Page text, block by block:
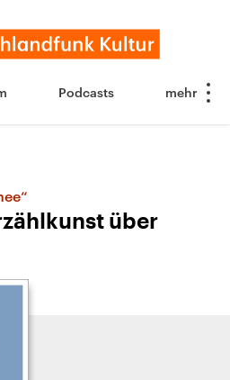
Podcasts
über